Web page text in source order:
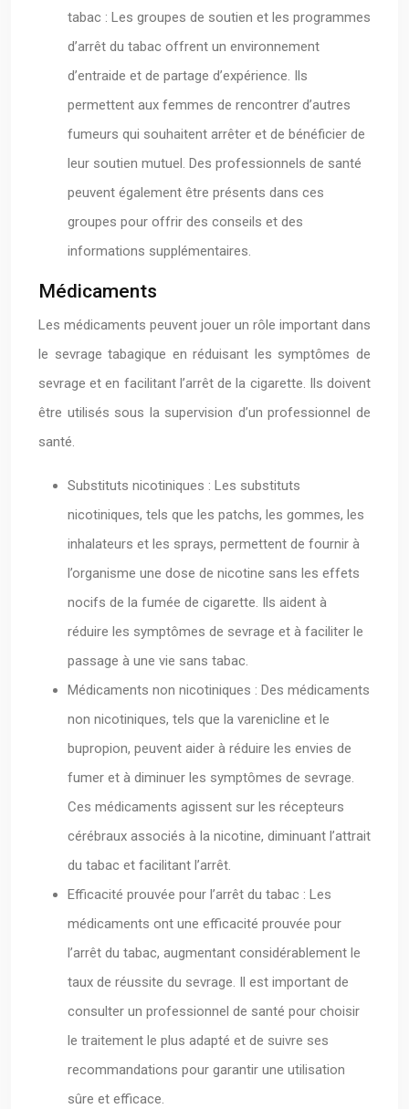
tabac : Les groupes de soutien et les programmes
d’arrêt du tabac offrent un environnement
d’entraide et de partage d’expérience. Ils
permettent aux femmes de rencontrer d’autres
fumeurs qui souhaitent arrêter et de bénéficier de
leur soutien mutuel. Des professionnels de santé
peuvent également être présents dans ces
groupes pour offrir des conseils et des
informations supplémentaires.
Médicaments
Les médicaments peuvent jouer un rôle important dans
le sevrage tabagique en réduisant les symptômes de
sevrage et en facilitant l’arrêt de la cigarette. Ils doivent
être utilisés sous la supervision d’un professionnel de
santé.
Substituts nicotiniques : Les substituts
nicotiniques, tels que les patchs, les gommes, les
inhalateurs et les sprays, permettent de fournir à
l’organisme une dose de nicotine sans les effets
nocifs de la fumée de cigarette. Ils aident à
réduire les symptômes de sevrage et à faciliter le
passage à une vie sans tabac.
Médicaments non nicotiniques : Des médicaments
non nicotiniques, tels que la varenicline et le
bupropion, peuvent aider à réduire les envies de
fumer et à diminuer les symptômes de sevrage.
Ces médicaments agissent sur les récepteurs
cérébraux associés à la nicotine, diminuant l’attrait
du tabac et facilitant l’arrêt.
Efficacité prouvée pour l’arrêt du tabac : Les
médicaments ont une efficacité prouvée pour
l’arrêt du tabac, augmentant considérablement le
taux de réussite du sevrage. Il est important de
consulter un professionnel de santé pour choisir
le traitement le plus adapté et de suivre ses
recommandations pour garantir une utilisation
sûre et efficace.